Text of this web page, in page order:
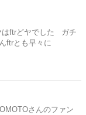
はftrどヤでした ガチ
ftrとも早々に
さんのファン